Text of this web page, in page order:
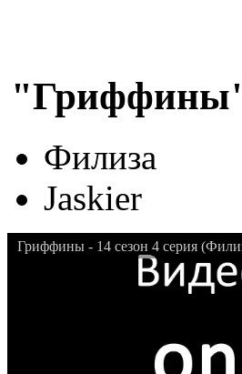
"Гриффины"
Филиза
Jaskier
Гриффины - 14 сезон 4 серия